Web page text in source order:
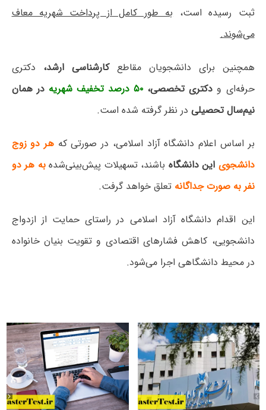
ثبت رسیده است،به طور کامل از پرداخت شهریه معاف
می‌شوند.
همچنین برای دانشجویان مقاطعکارشناسی ارشد، دکتری
حرفه‌ای و دکتری تخصصی، ۵۰ درصد تخفیف شهریه
در همان
نیم‌سال تحصیلی در نظر گرفته شده است.
بر اساس اعلام دانشگاه آزاد اسلامی، در صورتی کههر دو زوج
دانشجوی این دانشگاه باشند، تسهیلات پیش‌بینی‌شدهبه هر دو
نفر به صورت جداگانه تعلق خواهد گرفت.
این اقدام دانشگاه آزاد اسلامی در راستای حمایت از ازدواج
دانشجویی، کاهش فشارهای اقتصادی و تقویت بنیان خانواده
در محیط دانشگاهی اجرا می‌شود.